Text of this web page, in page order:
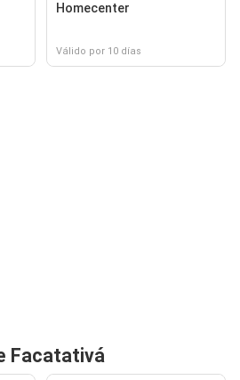
Homecenter
Válido por 10 días
Facatativá